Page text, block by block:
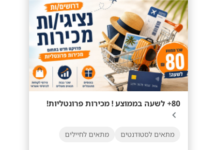
80+ לשעה בממוצע ! מכירות פרונטליות!
מתאים לסטודנטים מתאים לחיילים